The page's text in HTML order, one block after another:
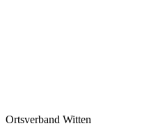
Ortsverband Witten